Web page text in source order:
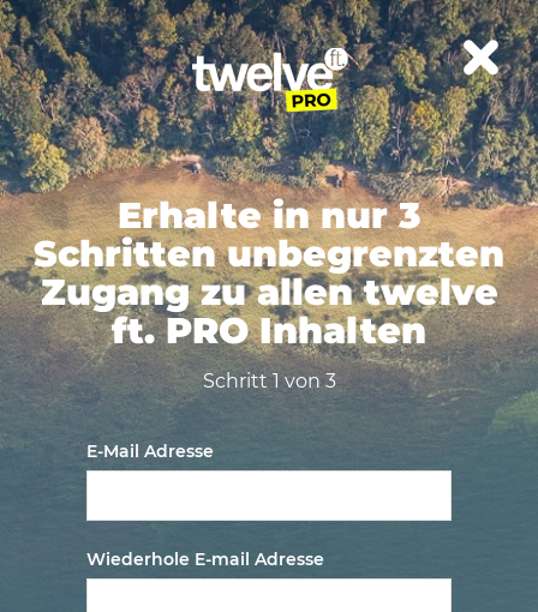
Erhalte in nur 3
Schritten unbegrenzten
Zugang zu allen twelve
ft. PRO Inhalten
Schritt 1 von 3
E-Mail Adresse
Wiederhole E-mail Adresse